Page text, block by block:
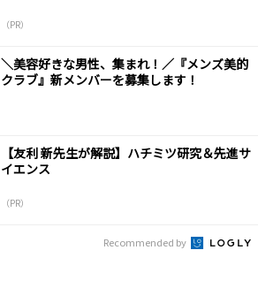
（PR）
＼美容好きな男性、集まれ！／『メンズ美的
クラブ』新メンバーを募集します！
【友利 新先生が解説】ハチミツ研究＆先進サ
イエンス
（PR）
Recommended by